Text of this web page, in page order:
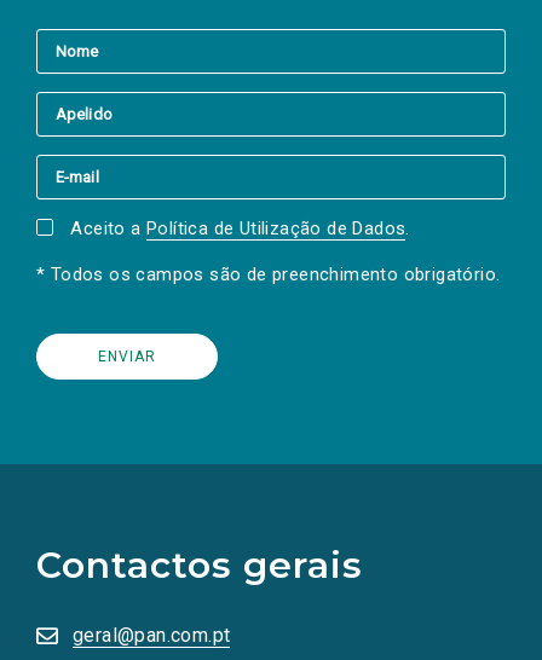
Aceito a Política de Utilização de Dados.
* Todos os campos são de preenchimento obrigatório.
Contactos gerais
geral@pan.com.pt
redes
sociais
numa
nova